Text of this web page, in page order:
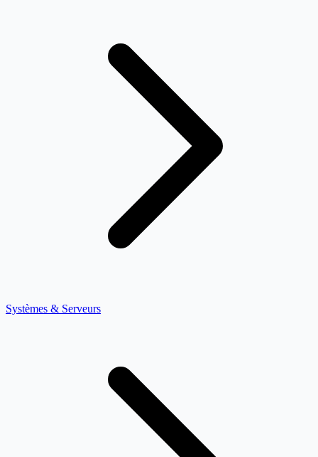
Systèmes & Serveurs